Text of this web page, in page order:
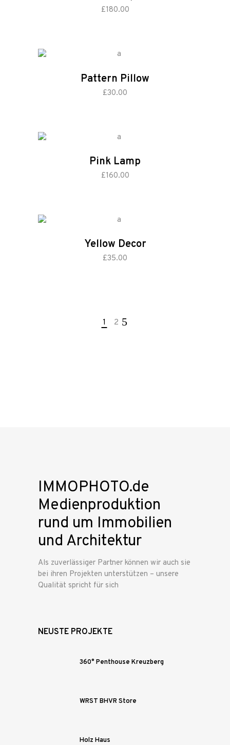
£180.00
add to cart
Pattern Pillow
£30.00
add to cart
Pink Lamp
£160.00
add to cart
Yellow Decor
£35.00
add to cart
1 2
IMMOPHOTO.de
Medienproduktion
rund um Immobilien
und Architektur
Als zuverlässiger Partner können wir auch sie
bei ihren Projekten unterstützen – unsere
Qualität spricht für sich
NEUSTE PROJEKTE
360° Penthouse Kreuzberg
WRST BHVR Store
Holz Haus